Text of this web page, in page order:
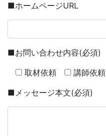
■ホームページURL
■お問い合わせ内容(必須)
取材依頼
講師依頼
■メッセージ本文(必須)